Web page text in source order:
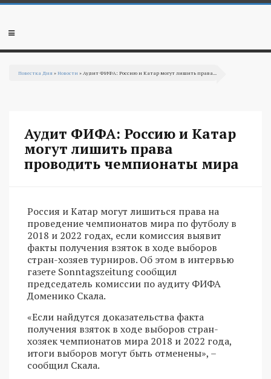
Перейти к основному содержанию
Мобильное
Повестка Дня »Новости » Аудит ФИФА: Россию и Катар могут лишить права...
Аудит ФИФА: Россию и Катар
могут лишить права
проводить чемпионаты мира
Россия и Катар могут лишиться права на
проведение чемпионатов мира по футболу в
2018 и 2022 годах, если комиссия выявит
факты получения взяток в ходе выборов
стран-хозяев турниров. Об этом в интервью
газете Sonntagszeitung сообщил
председатель комиссии по аудиту ФИФА
Доменико Скала.
«Если найдутся доказательства факта
получения взяток в ходе выборов стран-
хозяек чемпионатов мира 2018 и 2022 года,
итоги выборов могут быть отменены», –
сообщил Скала.